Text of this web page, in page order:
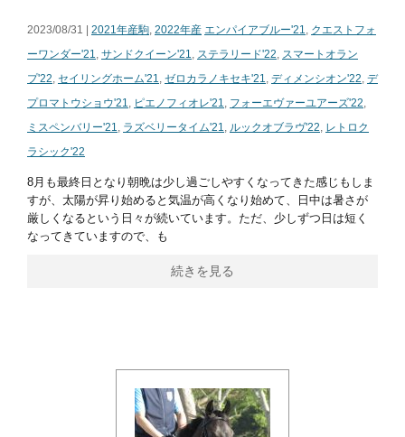
2023/08/31 | 2021年産駒 2022年産 エンパイアブルー'21
クエストフォ
ーワンダー'21
サンドクイーン'21 ステラリード'22
スマートオラン
プ'22 セイリングホーム'21 ゼロカラノキセキ'21 ディメンシオン'22 デ
プロマトウショウ'21
ピエノフィオレ'21 フォーエヴァーユアーズ'22
ミスペンバリー'21
ラズベリータイム'21 ルックオブラヴ'22 レトロク
ラシック'22
8月も最終日となり朝晩は少し過ごしやすくなってきた感じもしま
すが、太陽が昇り始めると気温が高くなり始めて、日中は暑さが
厳しくなるという日々が続いています。ただ、少しずつ日は短く
なってきていますので、も
続きを見る